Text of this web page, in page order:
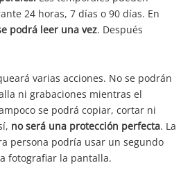
24 horas, 7 días o 90 días. En
podrá leer una vez. Después
varias acciones. No se podrán
ni grabaciones mientras el
se podrá copiar, cortar ni
no será una protección perfecta. La
persona podría usar un segundo
fotografiar la pantalla.